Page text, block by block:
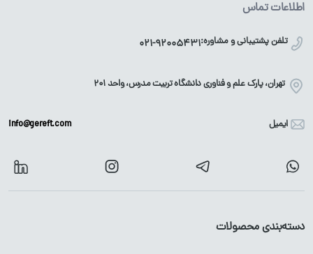
اطلاعات تماس
تلفن پشتیبانی و مشاوره:021-92005431
تهران، پارک علم و فناوری دانشگاه تربیت مدرس، واحد ۲۰۱
ایمیل info@gereft.com
دسته‌بندی محصولات